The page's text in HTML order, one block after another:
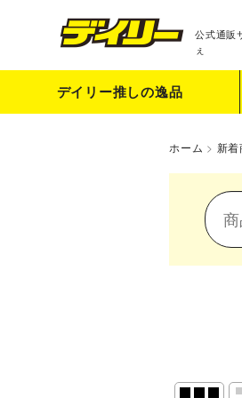
公式通販
ぇ
デイリー推しの逸品
ホーム > 新